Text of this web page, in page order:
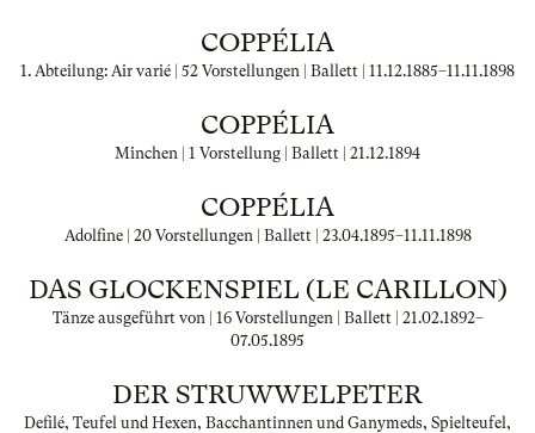
COPPÉLIA
1. Abteilung: Air varié | 52 Vorstellungen | Ballett | 11.12.1885–11.11.1898
COPPÉLIA
Minchen | 1 Vorstellung | Ballett | 21.12.1894
COPPÉLIA
Adolfine | 20 Vorstellungen | Ballett | 23.04.1895–11.11.1898
DAS GLOCKENSPIEL (LE CARILLON)
Tänze ausgeführt von | 16 Vorstellungen | Ballett | 21.02.1892–
07.05.1895
DER STRUWWELPETER
Defilé, Teufel und Hexen, Bacchantinnen und Ganymeds, Spielteufel,